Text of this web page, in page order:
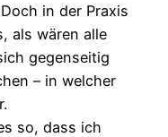
in der Praxis
als wären alle
gegenseitig
– in welcher
so, dass ich